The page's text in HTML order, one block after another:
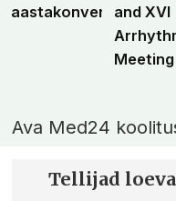
aastakonverentsand XVI
Meeting
Ava Med24
Tellijad